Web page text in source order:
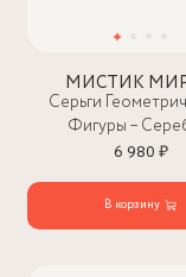
МИСТИК
Серьги
Фигуры –
6 980 ₽
В корзину